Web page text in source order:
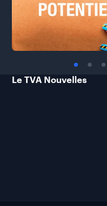
Le TVA Nouvelles